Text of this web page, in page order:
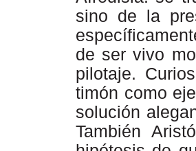
sino de la
de ser vivo
pilotaje.
timón como
solución
También